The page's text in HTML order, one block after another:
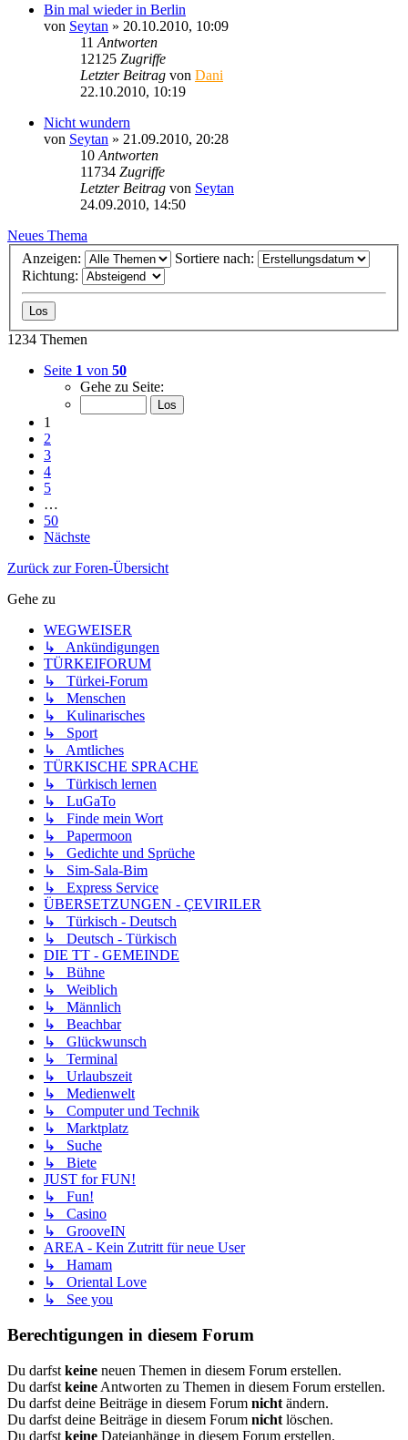
Bin mal wieder in Berlin
von Seytan » 20.10.2010, 10:09
11 Antworten
12125 Zugriffe
Letzter Beitrag von Dani
22.10.2010, 10:19
Nicht wundern
von Seytan » 21.09.2010, 20:28
10 Antworten
11734 Zugriffe
Letzter Beitrag von Seytan
24.09.2010, 14:50
Neues Thema
Anzeigen:
Sortiere nach:
Richtung:
1234 Themen
Seite 1 von 50
Gehe zu Seite:
1
2
3
4
5
…
50
Nächste
Zurück zur Foren-Übersicht
Gehe zu
WEGWEISER
↳ Ankündigungen
TÜRKEIFORUM
↳ Türkei-Forum
↳ Menschen
↳ Kulinarisches
↳ Sport
↳ Amtliches
TÜRKISCHE SPRACHE
↳ Türkisch lernen
↳ LuGaTo
↳ Finde mein Wort
↳ Papermoon
↳ Gedichte und Sprüche
↳ Sim-Sala-Bim
↳ Express Service
ÜBERSETZUNGEN - ÇEVIRILER
↳ Türkisch - Deutsch
↳ Deutsch - Türkisch
DIE TT - GEMEINDE
↳ Bühne
↳ Weiblich
↳ Männlich
↳ Beachbar
↳ Glückwunsch
↳ Terminal
↳ Urlaubszeit
↳ Medienwelt
↳ Computer und Technik
↳ Marktplatz
↳ Suche
↳ Biete
JUST for FUN!
↳ Fun!
↳ Casino
↳ GrooveIN
AREA - Kein Zutritt für neue User
↳ Hamam
↳ Oriental Love
↳ See you
Berechtigungen in diesem Forum
Du darfst keine neuen Themen in diesem Forum erstellen.
Du darfst keine Antworten zu Themen in diesem Forum erstellen.
Du darfst deine Beiträge in diesem Forum nicht ändern.
Du darfst deine Beiträge in diesem Forum nicht löschen.
Du darfst keine Dateianhänge in diesem Forum erstellen.